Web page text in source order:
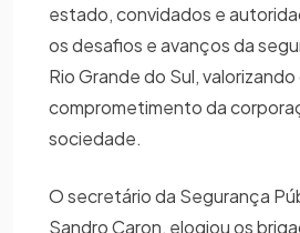
estado, convidados e
os desafios e avanços da
Rio Grande do Sul, valorizando
comprometimento da
sociedade.
O secretário da Segurança
Sandro Caron, elogiou os